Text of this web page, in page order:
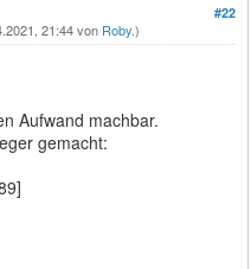
#22
21:44 von Roby.)
Aufwand machbar.
gemacht: